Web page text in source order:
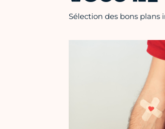
Sélection des bons